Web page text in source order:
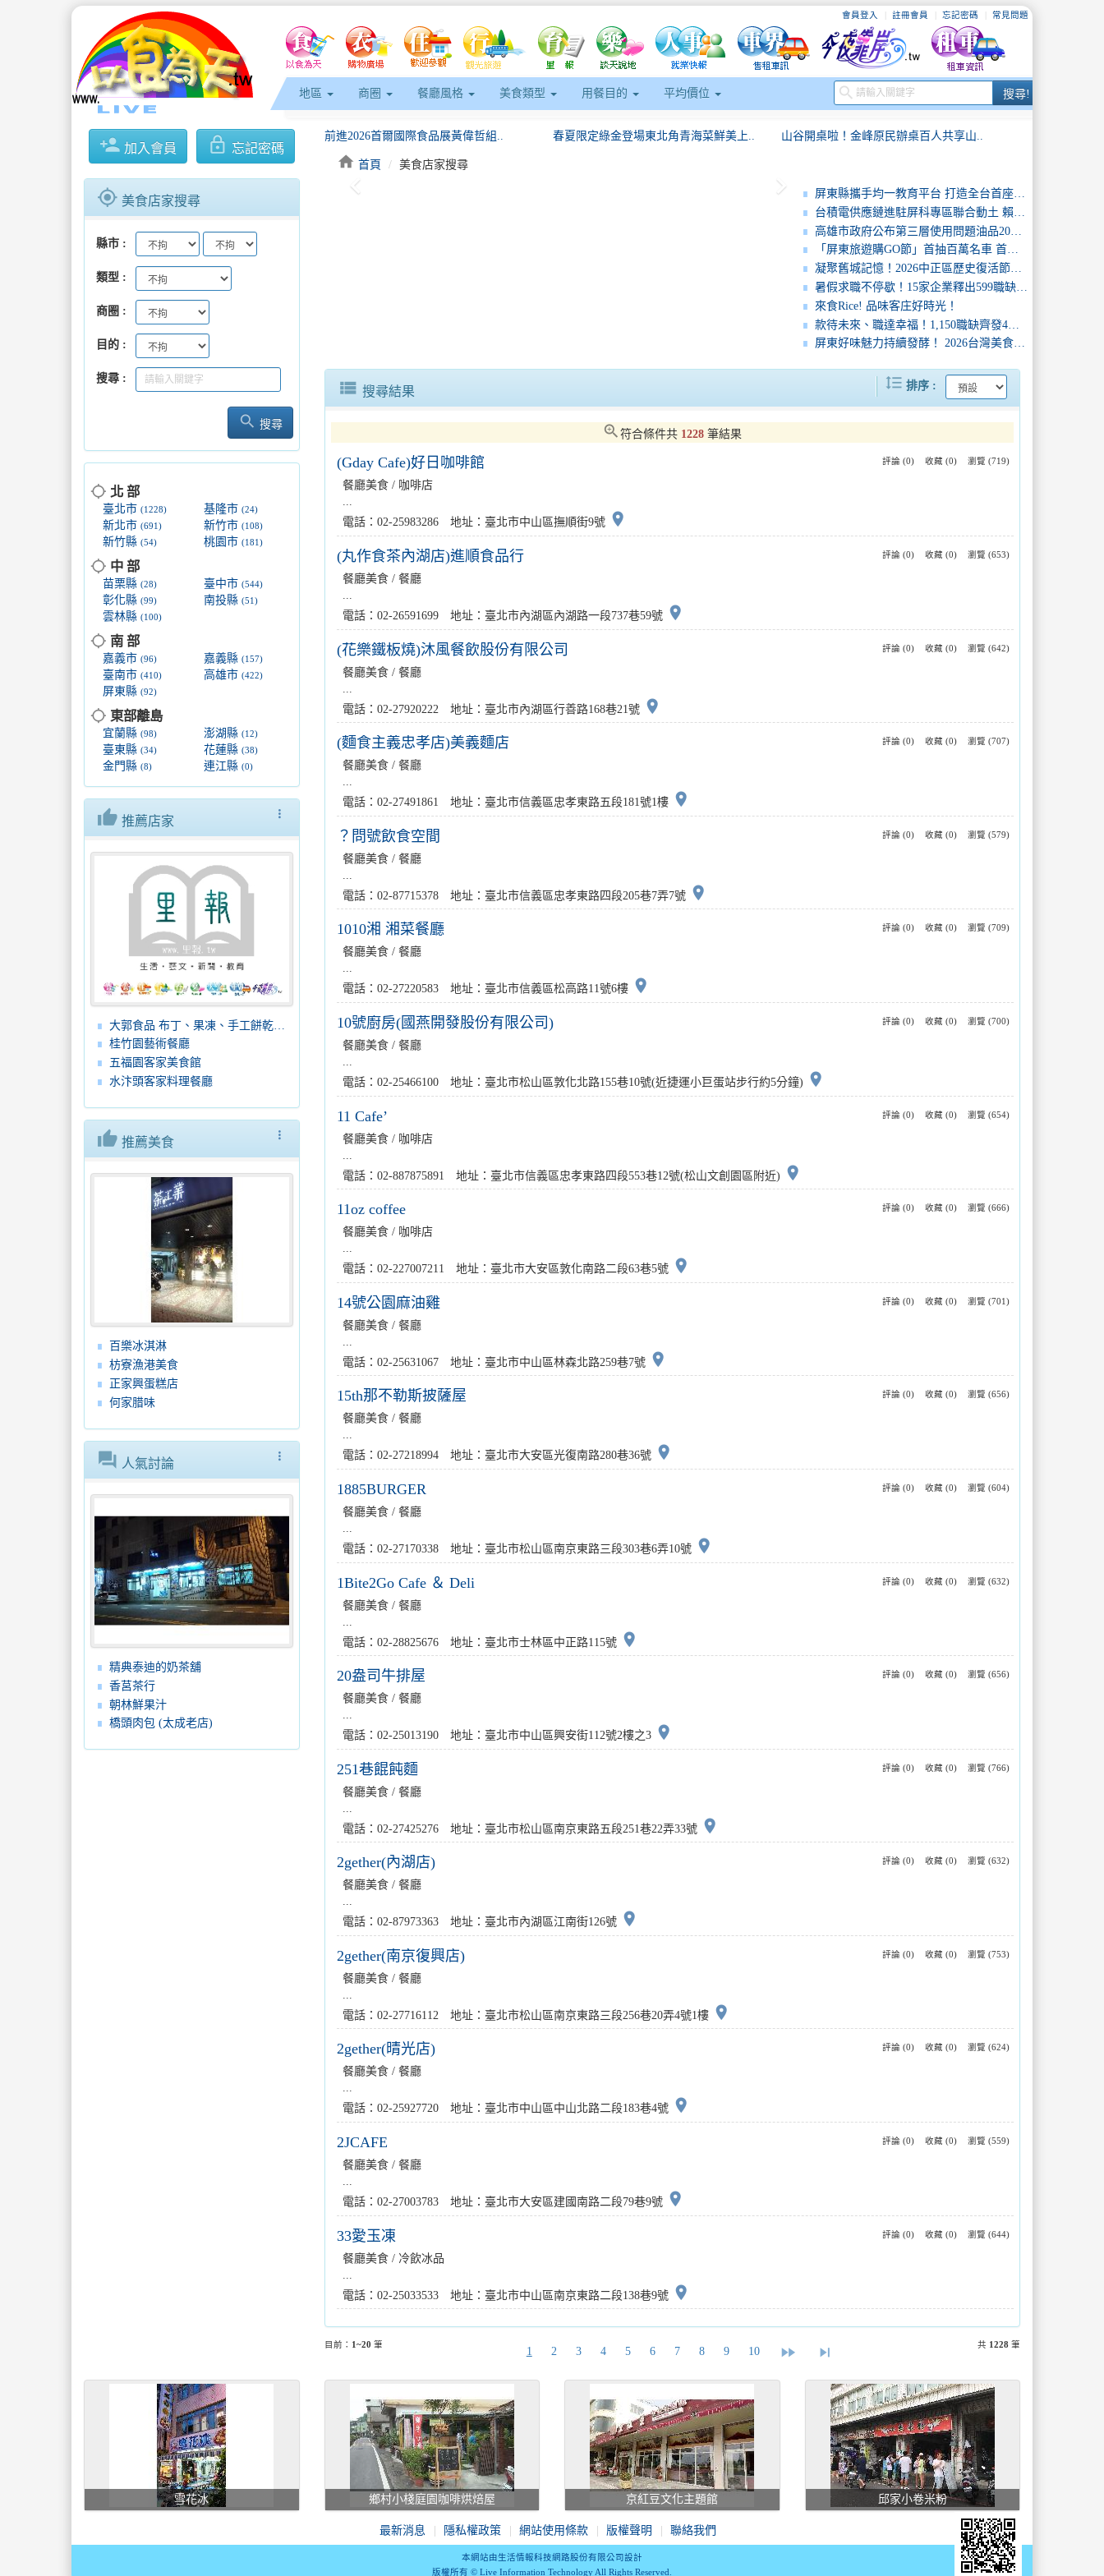
會員登入 註冊會員 忘記密碼 常見問題
地區 商圈 餐廳風格 美食類型 用餐目的 平均價位
搜
尋
search 搜尋!
person_add 加入會員 lock_outline 忘記密碼
gps_fixed 美食店家搜尋
縣市
類型
商圈
目的
搜尋
search 搜尋
location_searching 北 部
臺北市 (1228) 基隆市(24)
新北市 (691) 新竹市(108)
新竹縣 (54) 桃園市(181)
location_searching 中 部
苗栗縣 (28) 臺中市(544)
彰化縣 (99) 南投縣(51)
雲林縣 (100)
location_searching 南 部
嘉義市 (96) 嘉義縣(157)
臺南市 (410) 高雄市(422)
屏東縣 (92)
location_searching 東部離島
宜蘭縣 (98) 澎湖縣(12)
臺東縣 (34) 花蓮縣(38)
金門縣 (8) 連江縣(0)
more_vert
thumb_up 推薦店家
大郭食品 布丁、果凍、手工餅乾、蛋糕、麵包
桂竹園藝術餐廳
五福園客家美食館
水汴頭客家料理餐廳
more_vert
thumb_up 推薦美食
百樂冰淇淋
枋寮漁港美食
正家興蛋糕店
何家腊味
more_vert
forum 人氣討論
精典泰迪的奶茶舖
香莒茶行
朝林鮮果汁
橋頭肉包 (太成老店)
前進2026首爾國際食品展黃偉哲組.. 春夏限定綠金登場東北角青海菜鮮美上.. 山谷開桌啦！金峰原民辦桌百人共享山..
「鹹甜引路臺南味」餅香不怕巷子深，..
2026旗津風箏節盛大登場陳其邁：..
新加坡新任代表符秀麗拜會屏東周縣長..
山谷開桌啦！金峰原民辦桌百人共享山..
臺東縣府115年第3次食安會報饒縣.. 高雄市政府嚴查問題油品流向再增業者..
期待再相會！美國在台協會高雄分處長.. 「臺南味」席捲台灣美食展！三大名廚.. 「鹹甜引路臺南味」餅香不怕巷子深，..
新北魚市母親節感恩活動消費滿額拿好.. 2026旗津風箏節盛大登場陳其邁：..
開心出遊負氣失聯通梁警機警尋回開導..
home 首頁 美食店家搜尋
keyboard_arrow_left keyboard_arrow_right
屏東縣攜手均一教育平台 打造全台首座「AI 教育轉型示範縣市」
台積電供應鏈進駐屏科專區聯合動土 賴清德恭喜屏東未來可期 周春米拼產業升級 讓孩子留在家鄉工作
高雄市政府公布第三層使用問題油品20家業者 陳其邁市長：查到問題油就下架陳其邁市長：查到問題油就下架
「屏東旅遊購GO節」首抽百萬名車 首月活動累積登錄金額突破千萬元
凝聚舊城記憶！2026中正區歷史復活節－中正．拾光之境暨人口政策宣導活動盛大發表萬國博覽會及北門紅市集50攤位熱鬧登場！
暑假求職不停歇！15家企業釋出599職缺 物流、YouBike、長照、零售同步搶才最高月薪上看5萬元
來食Rice! 品味客庄好時光！
款待未來、職達幸福！1,150職缺齊發4月17日北市府中庭打造餐旅職涯新舞台
屏東好味魅力持續發酵！ 2026台灣美食展屏東館圓滿落幕 展現南國品牌力
format_line_spacing 排序
view_list 搜尋結果
zoom_in符合條件共 1228 筆結果
評論 (0) 收藏 (0) 瀏覽 (719)
(Gday Cafe)好日咖啡館
餐廳美食 / 咖啡店
...
電話：02-25983286 地址：臺北市中山區撫順街9號 place
評論 (0) 收藏 (0) 瀏覽 (653)
(丸作食茶內湖店)進順食品行
餐廳美食 / 餐廳
電話：02-26591699 地址：臺北市內湖區內湖路一段737巷59號 place
評論 (0) 收藏 (0) 瀏覽 (642)
(花樂鐵板燒)沐風餐飲股份有限公司
餐廳美食 / 餐廳
電話：02-27920222 地址：臺北市內湖區行善路168巷21號 place
評論 (0) 收藏 (0) 瀏覽 (707)
(麵食主義忠孝店)美義麵店
餐廳美食 / 餐廳
...
電話：02-27491861 地址：臺北市信義區忠孝東路五段181號1樓 place
評論 (0) 收藏 (0) 瀏覽 (579)
？問號飲食空間
餐廳美食 / 餐廳
電話：02-87715378 地址：臺北市信義區忠孝東路四段205巷7弄7號 place
評論 (0) 收藏 (0) 瀏覽 (709)
1010湘 湘菜餐廳
餐廳美食 / 餐廳
...
電話：02-27220583 地址：臺北市信義區松高路11號6樓 place
評論 (0) 收藏 (0) 瀏覽 (700)
10號廚房(國燕開發股份有限公司)
餐廳美食 / 餐廳
電話：02-25466100 地址：臺北市松山區敦化北路155巷10號(近捷運小巨蛋站步行約5分鐘) place
評論 (0) 收藏 (0) 瀏覽 (654)
11 Cafe’
餐廳美食 / 咖啡店
電話：02-887875891 地址：臺北市信義區忠孝東路四段553巷12號(松山文創園區附近) place
評論 (0) 收藏 (0) 瀏覽 (666)
11oz coffee
餐廳美食 / 咖啡店
...
電話：02-227007211 地址：臺北市大安區敦化南路二段63巷5號 place
評論 (0) 收藏 (0) 瀏覽 (701)
14號公園麻油雞
餐廳美食 / 餐廳
電話：02-25631067 地址：臺北市中山區林森北路259巷7號 place
評論 (0) 收藏 (0) 瀏覽 (656)
15th那不勒斯披薩屋
餐廳美食 / 餐廳
...
電話：02-27218994 地址：臺北市大安區光復南路280巷36號 place
評論 (0) 收藏 (0) 瀏覽 (604)
1885BURGER
餐廳美食 / 餐廳
電話：02-27170338 地址：臺北市松山區南京東路三段303巷6弄10號 place
評論 (0) 收藏 (0) 瀏覽 (632)
1Bite2Go Cafe ＆ Deli
餐廳美食 / 餐廳
電話：02-28825676 地址：臺北市士林區中正路115號 place
評論 (0) 收藏 (0) 瀏覽 (656)
20盎司牛排屋
餐廳美食 / 餐廳
...
電話：02-25013190 地址：臺北市中山區興安街112號2樓之3 place
評論 (0) 收藏 (0) 瀏覽 (766)
251巷餛飩麵
餐廳美食 / 餐廳
電話：02-27425276 地址：臺北市松山區南京東路五段251巷22弄33號 place
評論 (0) 收藏 (0) 瀏覽 (632)
2gether(內湖店)
餐廳美食 / 餐廳
...
電話：02-87973363 地址：臺北市內湖區江南街126號 place
評論 (0) 收藏 (0) 瀏覽 (753)
2gether(南京復興店)
餐廳美食 / 餐廳
電話：02-27716112 地址：臺北市松山區南京東路三段256巷20弄4號1樓 place
評論 (0) 收藏 (0) 瀏覽 (624)
2gether(晴光店)
餐廳美食 / 餐廳
...
電話：02-25927720 地址：臺北市中山區中山北路二段183巷4號 place
評論 (0) 收藏 (0) 瀏覽 (559)
2JCAFE
餐廳美食 / 餐廳
...
電話：02-27003783 地址：臺北市大安區建國南路二段79巷9號 place
評論 (0) 收藏 (0) 瀏覽 (644)
33愛玉凍
餐廳美食 / 冷飲冰品
電話：02-25033533 地址：臺北市中山區南京東路二段138巷9號 place
目前： 1~20 筆
1 2 3 4 5 6 7 8 9 10 fast_forward skip_next 共 1228 筆
雪花冰 鄉村小棧庭園咖啡烘焙屋 京紅豆文化主題館 邱家小卷米粉
最新消息 隱私權政策 網站使用條款 版權聲明 聯絡我們
本網站由生活情報科技網路股份有限公司設計
版權所有 © Live Information Technology All Rights Reserved.